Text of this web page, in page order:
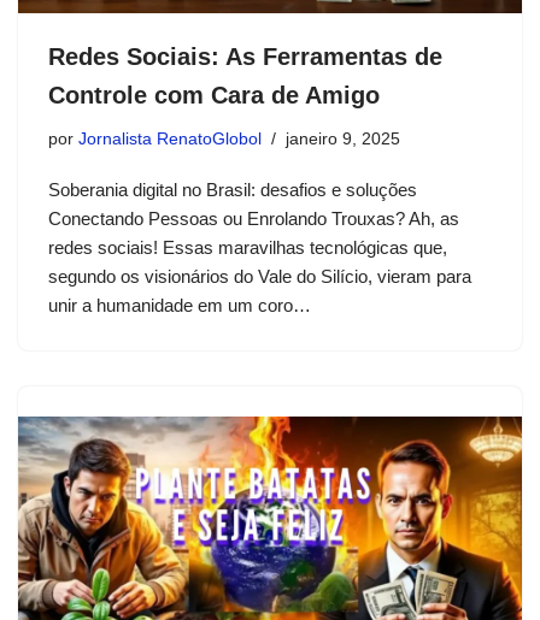
Redes Sociais: As Ferramentas de
Controle com Cara de Amigo
por Jornalista RenatoGlobol janeiro 9, 2025
Soberania digital no Brasil: desafios e soluções
Conectando Pessoas ou Enrolando Trouxas? Ah, as
redes sociais! Essas maravilhas tecnológicas que,
segundo os visionários do Vale do Silício, vieram para
unir a humanidade em um coro…